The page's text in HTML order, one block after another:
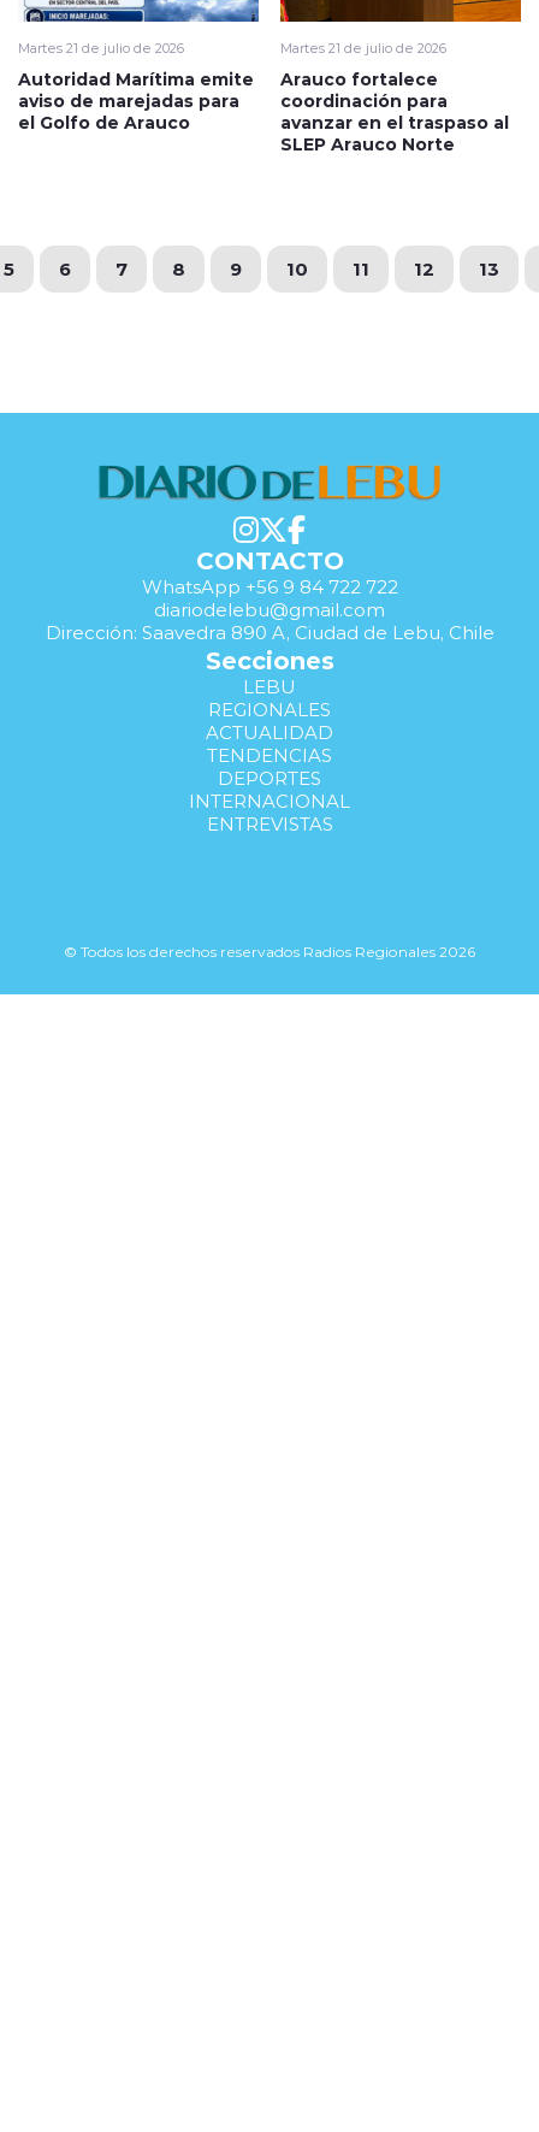
Martes 21 de julio de 2026
Autoridad Marítima emite
aviso de marejadas para
el Golfo de Arauco
Martes 21 de julio de 2026
Arauco fortalece
coordinación para
avanzar en el traspaso al
SLEP Arauco Norte
5 6 7 8 9 10 11 12 13
CONTACTO
WhatsApp +56 9 84 722 722
diariodelebu@gmail.com
Dirección: Saavedra 890 A, Ciudad de Lebu, Chile
Secciones
LEBU
REGIONALES
ACTUALIDAD
TENDENCIAS
DEPORTES
INTERNACIONAL
ENTREVISTAS
© Todos los derechos reservados Radios Regionales 2026